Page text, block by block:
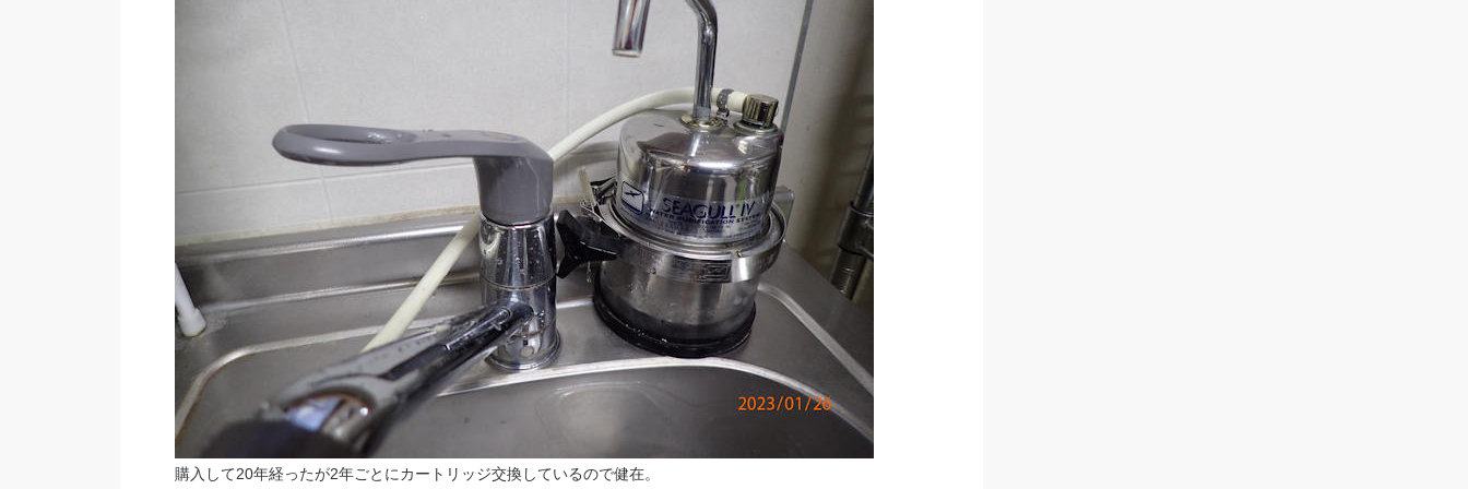
購入して20年経ったが2年ごとにカートリッジ交換しているので健在。